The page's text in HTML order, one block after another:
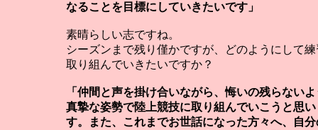
なることを目標にしていきたいです」
素晴らしい志ですね。
シーズンまで残り僅かですが、どのようにして
取り組んでいきたいですか？
「仲間と声を掛け合いながら、悔いの残らない
真摯な姿勢で陸上競技に取り組んでいこうと思い
す。また、これまでお世話になった方々へ、自